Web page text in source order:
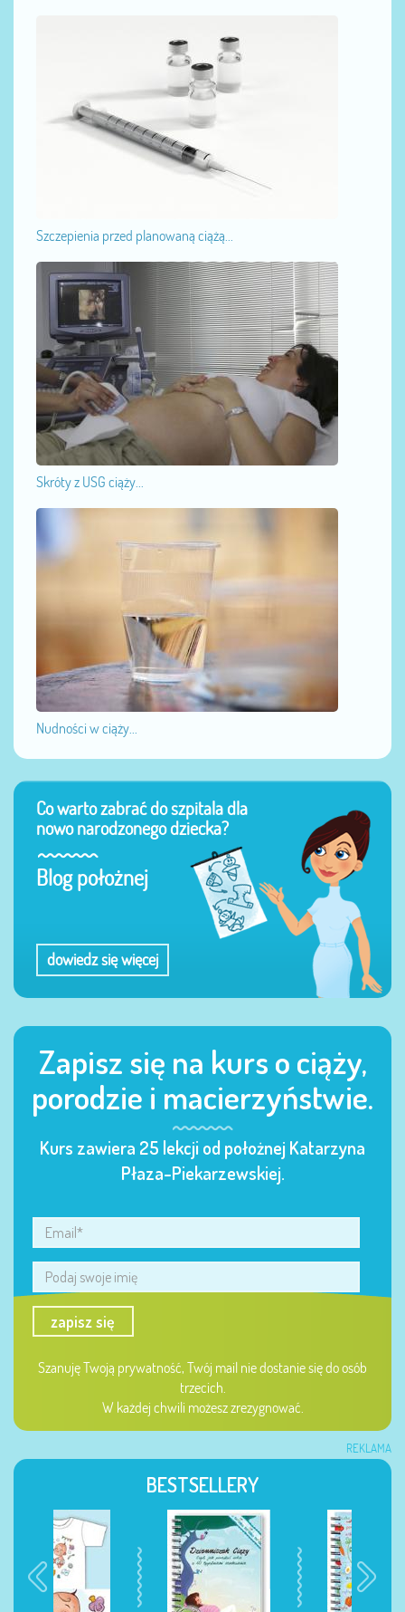
Szczepienia przed planowaną ciążą...
Skróty z USG ciąży...
Nudności w ciąży...
Co warto zabrać do szpitala dla
nowo narodzonego dziecka?
Blog położnej
dowiedz się więcej
Zapisz się na kurs o ciąży,
porodzie i macierzyństwie.
Kurs zawiera 25 lekcji od położnej Katarzyna
Płaza-Piekarzewskiej.
zapisz się
Szanuję Twoją prywatność, Twój mail nie dostanie się do osób
trzecich.
W każdej chwili możesz zrezygnować.
REKLAMA
BESTSELLERY